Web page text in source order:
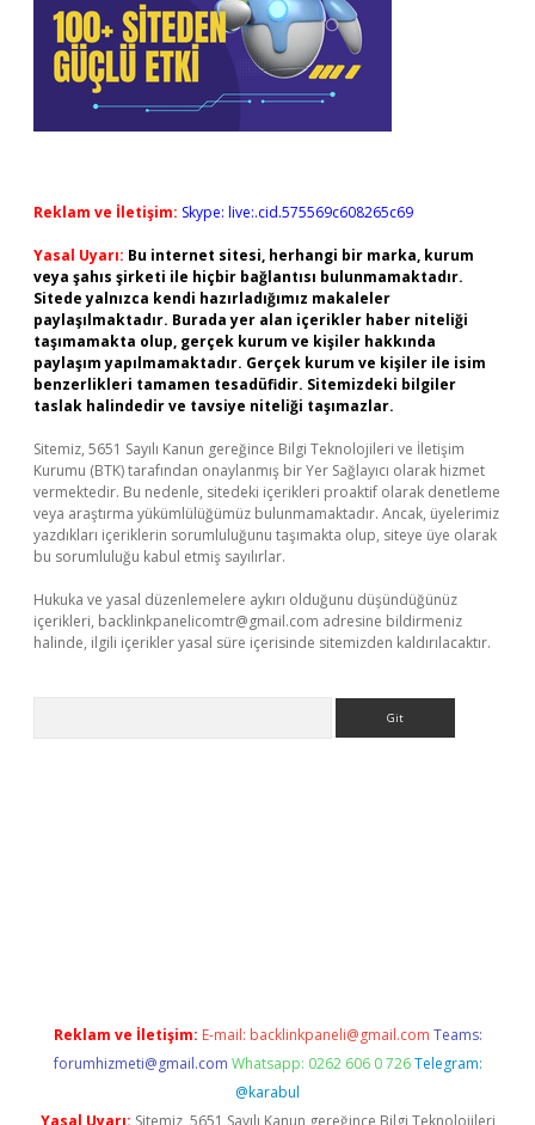
Reklam ve İletişim: Skype: live:.cid.575569c608265c69
Yasal Uyarı: Bu internet sitesi, herhangi bir marka, kurum
veya şahıs şirketi ile hiçbir bağlantısı bulunmamaktadır.
Sitede yalnızca kendi hazırladığımız makaleler
paylaşılmaktadır. Burada yer alan içerikler haber niteliği
taşımamakta olup, gerçek kurum ve kişiler hakkında
paylaşım yapılmamaktadır. Gerçek kurum ve kişiler ile isim
benzerlikleri tamamen tesadüfidir. Sitemizdeki bilgiler
taslak halindedir ve tavsiye niteliği taşımazlar.
Sitemiz, 5651 Sayılı Kanun gereğince Bilgi Teknolojileri ve İletişim
Kurumu (BTK) tarafından onaylanmış bir Yer Sağlayıcı olarak hizmet
vermektedir. Bu nedenle, sitedeki içerikleri proaktif olarak denetleme
veya araştırma yükümlülüğümüz bulunmamaktadır. Ancak, üyelerimiz
yazdıkları içeriklerin sorumluluğunu taşımakta olup, siteye üye olarak
bu sorumluluğu kabul etmiş sayılırlar.
Hukuka ve yasal düzenlemelere aykırı olduğunu düşündüğünüz
içerikleri, backlinkpanelicomtr@gmail.com adresine bildirmeniz
halinde, ilgili içerikler yasal süre içerisinde sitemizden kaldırılacaktır.
Reklam ve İletişim: E-mail: backlinkpaneli@gmail.com Teams:
forumhizmeti@gmail.com Whatsapp: 0262 606 0 726 Telegram:
@karabul
Yasal Uyarı: Sitemiz, 5651 Sayılı Kanun gereğince Bilgi Teknolojileri